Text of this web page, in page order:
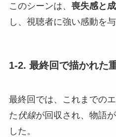
このシーンは、 喪失感と
し、視聴者に強い感動を与
1-2. 最終回で描かれた
最終回では、これまでの
た伏線が回収され、物語
した。